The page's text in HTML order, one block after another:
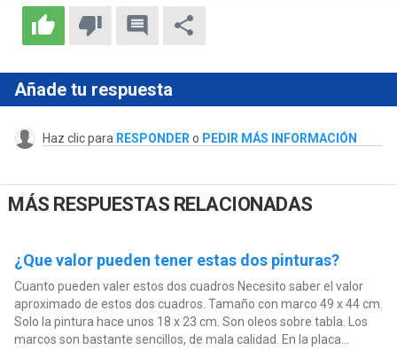
Añade tu respuesta
Haz clic para RESPONDER o PEDIR MÁS INFORMACIÓN
MÁS RESPUESTAS RELACIONADAS
¿Que valor pueden tener estas dos pinturas?
Cuanto pueden valer estos dos cuadros Necesito saber el valor
aproximado de estos dos cuadros. Tamaño con marco 49 x 44 cm.
Solo la pintura hace unos 18 x 23 cm. Son oleos sobre tabla. Los
marcos son bastante sencillos, de mala calidad. En la placa...